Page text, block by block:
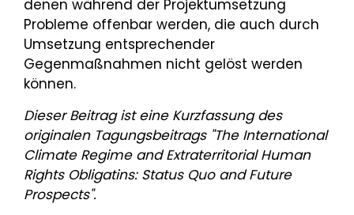
denen während der Projektumsetzung
Probleme offenbar werden, die auch durch
Umsetzung entsprechender
Gegenmaßnahmen nicht gelöst werden
können.
Dieser Beitrag ist eine Kurzfassung des
originalen Tagungsbeitrags "The International
Climate Regime and Extraterritorial Human
Rights Obligatins: Status Quo and Future
Prospects".